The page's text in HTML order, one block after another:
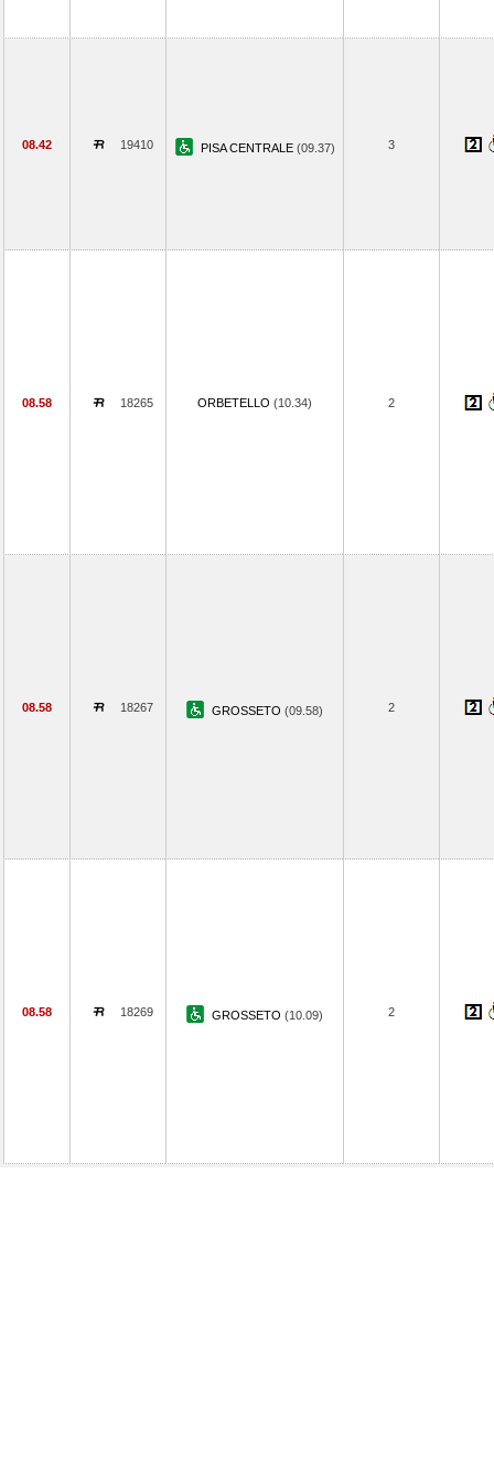
08.42 19410 PISA CENTRALE (09.37) 3
08.58 18265 ORBETELLO (10.34) 2
08.58 18267 GROSSETO (09.58) 2
08.58 18269 GROSSETO (10.09) 2